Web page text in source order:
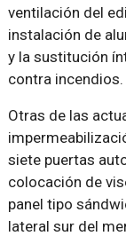
ventilación del
instalación de
y la sustitución
contra incendios.
Otras de las
siete puertas
colocación de
panel tipo
lateral sur del